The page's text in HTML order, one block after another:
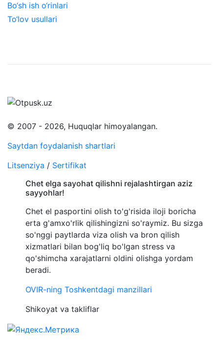
Bo‘sh ish o‘rinlari
To‘lov usullari
© 2007 - 2026, Huquqlar himoyalangan.
Saytdan foydalanish shartlari
Litsenziya / Sertifikat
Chet elga sayohat qilishni rejalashtirgan aziz
sayyohlar!
Chet el pasportini olish to'g'risida iloji boricha
erta g'amxo'rlik qilishingizni so'raymiz. Bu sizga
so'nggi paytlarda viza olish va bron qilish
xizmatlari bilan bog'liq bo'lgan stress va
qo'shimcha xarajatlarni oldini olishga yordam
beradi.
OVIR-ning Toshkentdagi manzillari
Shikoyat va takliflar